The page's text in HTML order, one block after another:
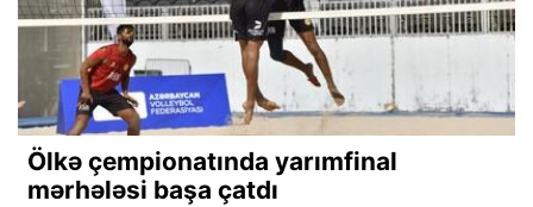
Ölkə çempionatında yarımfinal
mərhələsi başa çatdı